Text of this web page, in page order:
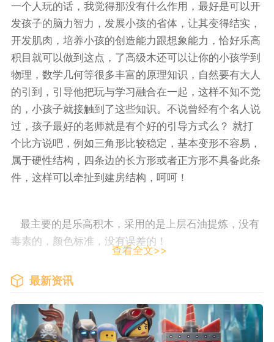
一个人玩的话，我觉得那没有什么作用，最好是可以开
发孩子的脑力智力，发展小孩的省体，让其变得结实，
开发肌肉，培养小孩的创造能力跟想象能力，恰好乐高
积目就可以做到这点，了高级木还可以让你的小孩学到
物理，数学几何等很多丰富的原理知识，自然要有大人
的引到，引导他把玩与学习融合在一起，这样不知不觉
的，小孩子就接触到了这些知识。不说曾经有个名人说
过，孩子最好的老师就是有个好的引导方式么？ 就打
个比方说吧，例如三角形比较稳定，基本变形不容易，
属于硬性结构，四条边的长方形或者正方形不具备此条
件，这样可以牵扯到建房结构，呵呵！
最主要的是乐高积木，采用的是上层石油提炼，没有
毒素的，颜色标准，没有误差的！
查看全文>>
最新资讯